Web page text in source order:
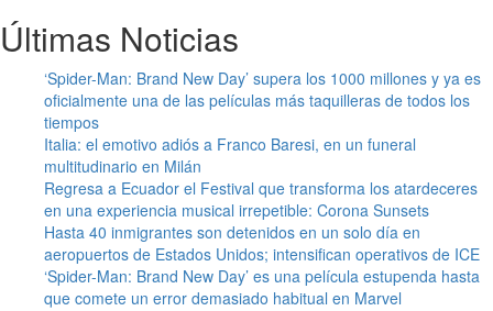
Últimas Noticias
‘Spider-Man: Brand New Day’ supera los 1000 millones y ya es
oficialmente una de las películas más taquilleras de todos los
tiempos
Italia: el emotivo adiós a Franco Baresi, en un funeral
multitudinario en Milán
Regresa a Ecuador el Festival que transforma los atardeceres
en una experiencia musical irrepetible: Corona Sunsets
Hasta 40 inmigrantes son detenidos en un solo día en
aeropuertos de Estados Unidos; intensifican operativos de ICE
‘Spider-Man: Brand New Day’ es una película estupenda hasta
que comete un error demasiado habitual en Marvel